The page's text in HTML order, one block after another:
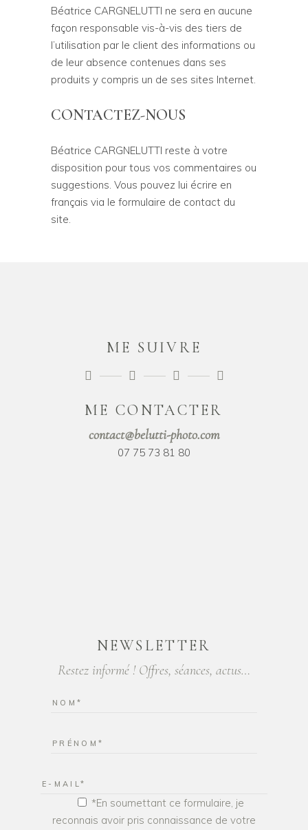
Béatrice CARGNELUTTI ne sera en aucune
façon responsable vis-à-vis des tiers de
l’utilisation par le client des informations ou
de leur absence contenues dans ses
produits y compris un de ses sites Internet.
CONTACTEZ-NOUS
Béatrice CARGNELUTTI reste à votre
disposition pour tous vos commentaires ou
suggestions. Vous pouvez lui écrire en
français via le formulaire de contact du
site.
ME SUIVRE
ME CONTACTER
contact@belutti-photo.com
07 75 73 81 80
NEWSLETTER
Restez informé ! Offres, séances, actus…
*En soumettant ce formulaire, je
reconnais avoir pris connaissance de votre